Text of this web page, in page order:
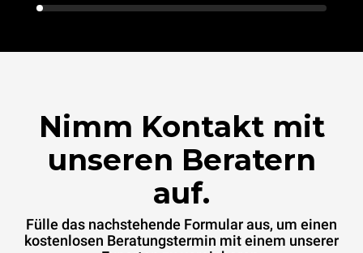
Nimm Kontakt mit
unseren Beratern
auf.
Fülle das nachstehende Formular aus, um einen
kostenlosen Beratungstermin mit einem unserer